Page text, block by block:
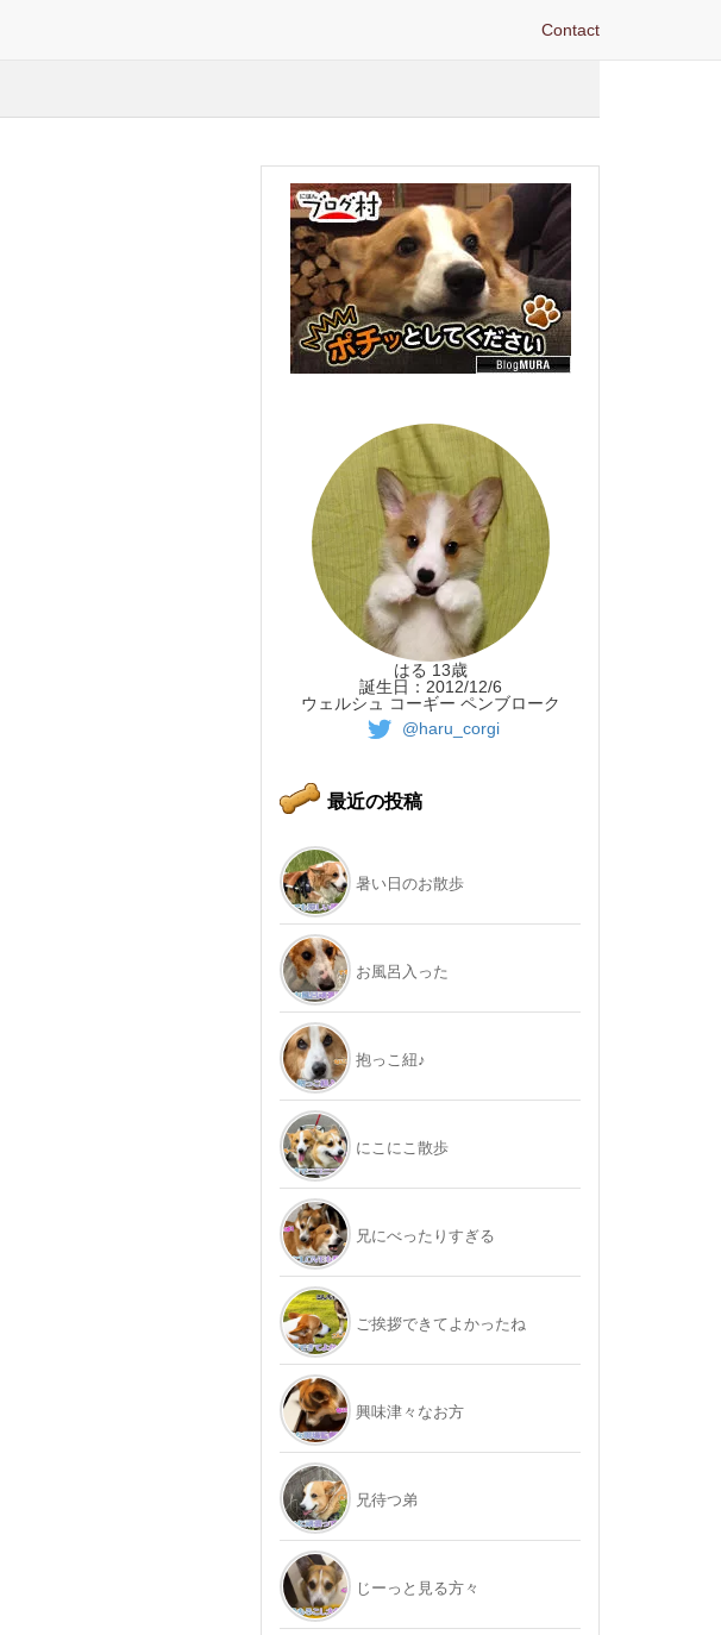
Contact
はる 13歳
誕生日：2012/12/6
ウェルシュ コーギー ペンブローク
@haru_corgi
最近の投稿
暑い日のお散歩
お風呂入った
抱っこ紐♪
にこにこ散歩
兄にべったりすぎる
ご挨拶できてよかったね
興味津々なお方
兄待つ弟
じーっと見る方々